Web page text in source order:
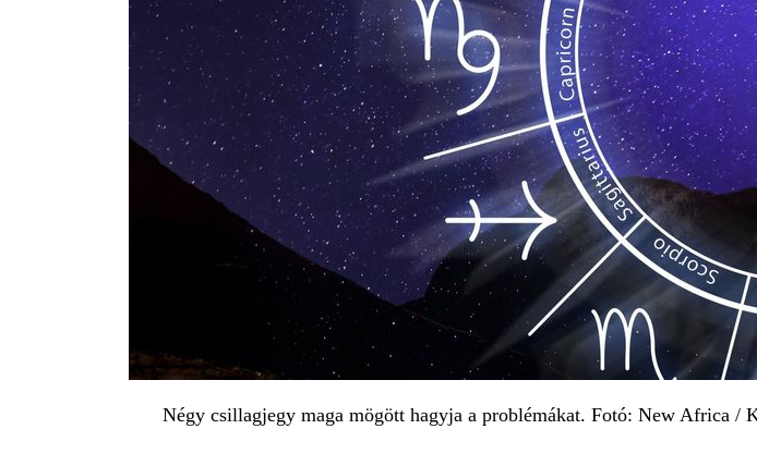
Négy csillagjegy maga mögött hagyja a problémákat. Fotó: New Africa /